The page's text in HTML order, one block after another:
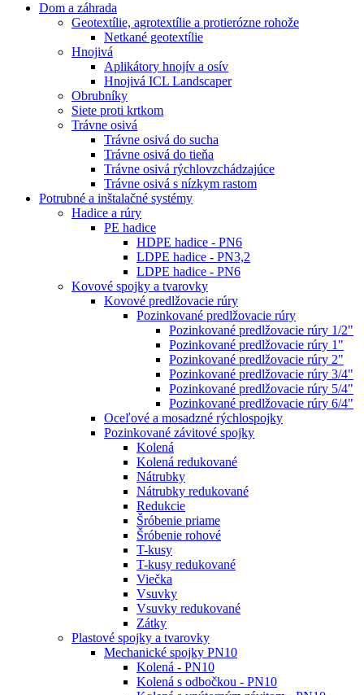
Dom a záhrada
Geotextílie, agrotextílie a protierózne rohože
Netkané geotextílie
Hnojivá
Aplikátory hnojív a osív
Hnojivá ICL Landscaper
Obrubníky
Siete proti krtkom
Trávne osivá
Trávne osivá do sucha
Trávne osivá do tieňa
Trávne osivá rýchlovzchádzajúce
Trávne osivá s nízkym rastom
Potrubné a inštalačné systémy
Hadice a rúry
PE hadice
HDPE hadice - PN6
LDPE hadice - PN3,2
LDPE hadice - PN6
Kovové spojky a tvarovky
Kovové predlžovacie rúry
Pozinkované predlžovacie rúry
Pozinkované predlžovacie rúry 1/2"
Pozinkované predlžovacie rúry 1"
Pozinkované predlžovacie rúry 2"
Pozinkované predlžovacie rúry 3/4"
Pozinkované predlžovacie rúry 5/4"
Pozinkované predlžovacie rúry 6/4"
Oceľové a mosadzné rýchlospojky
Pozinkované závitové spojky
Kolená
Kolená redukované
Nátrubky
Nátrubky redukované
Redukcie
Šróbenie priame
Šróbenie rohové
T-kusy
T-kusy redukované
Viečka
Vsuvky
Vsuvky redukované
Zátky
Plastové spojky a tvarovky
Mechanické spojky PN10
Kolená - PN10
Kolená s odbočkou - PN10